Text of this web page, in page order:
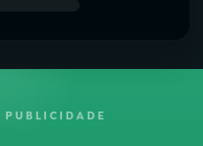
PUBLICIDADE